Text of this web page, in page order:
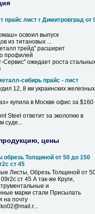
прайс лист г Димитровград от
освоил выпуск
из титановых ...
трейд" расширит
профилей
Сервис" ожидает роста
сибирь прайс - лист
12, 8 км украинских железных
» купила в Москве офис за $160
Steel ответит за экологию в
суде...
цены
обрезь Толщиной от 50 до 150
ст 45
Листы, Обрезь Толщиной от
ст 45 А так-же Круги,
и
марки стали Присылать
на почту